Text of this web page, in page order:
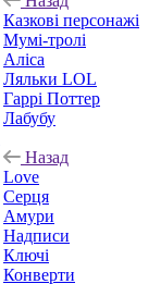
Казкові персонажі
Мумі-тролі
Аліса
Ляльки LOL
Гаррі Поттер
Лабубу
Назад
Love
Серця
Амури
Надписи
Ключі
Конверти